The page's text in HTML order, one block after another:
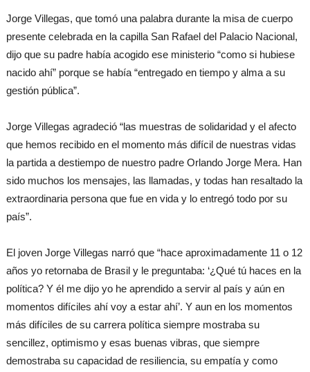
Jorge Villegas, que tomó una palabra durante la misa de cuerpo
presente celebrada en la capilla San Rafael del Palacio Nacional,
dijo que su padre había acogido ese ministerio “como si hubiese
nacido ahí” porque se había “entregado en tiempo y alma a su
gestión pública”.
Jorge Villegas agradeció “las muestras de solidaridad y el afecto
que hemos recibido en el momento más difícil de nuestras vidas
la partida a destiempo de nuestro padre Orlando Jorge Mera. Han
sido muchos los mensajes, las llamadas, y todas han resaltado la
extraordinaria persona que fue en vida y lo entregó todo por su
país”.
El joven Jorge Villegas narró que “hace aproximadamente 11 o 12
años yo retornaba de Brasil y le preguntaba: ‘¿Qué tú haces en la
política? Y él me dijo yo he aprendido a servir al país y aún en
momentos difíciles ahí voy a estar ahí’. Y aun en los momentos
más difíciles de su carrera política siempre mostraba su
sencillez, optimismo y esas buenas vibras, que siempre
demostraba su capacidad de resiliencia, su empatía y como